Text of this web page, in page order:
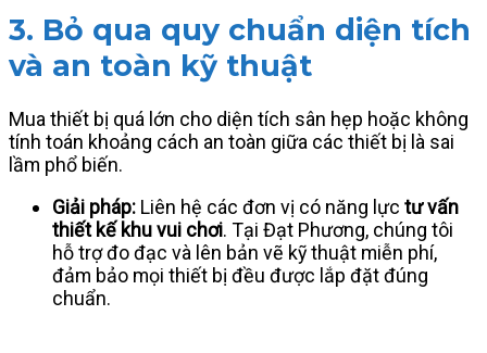
3. Bỏ qua quy chuẩn diện tích
và an toàn kỹ thuật
Mua thiết bị quá lớn cho diện tích sân hẹp hoặc không
tính toán khoảng cách an toàn giữa các thiết bị là sai
lầm phổ biến.
Giải pháp: Liên hệ các đơn vị có năng lực tư vấn
thiết kế khu vui chơi. Tại Đạt Phương, chúng tôi
hỗ trợ đo đạc và lên bản vẽ kỹ thuật miễn phí,
đảm bảo mọi thiết bị đều được lắp đặt đúng
chuẩn.